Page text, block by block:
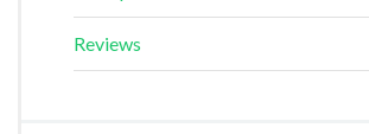
Reviews